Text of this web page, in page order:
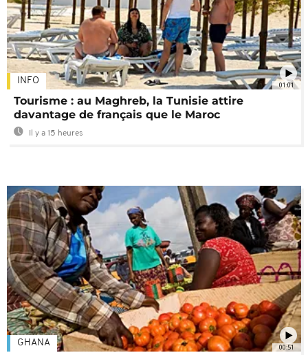
01:01
INFO
Tourisme : au Maghreb, la Tunisie attire
davantage de français que le Maroc
Il y a 15 heures
00:51
GHANA